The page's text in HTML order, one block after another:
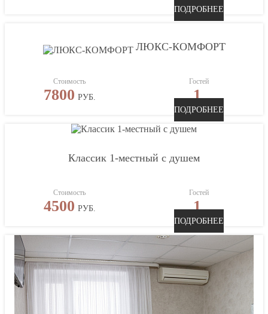
ПОДРОБНЕЕ
ЛЮКС-КОМФОРТ
Стоимость
7800 РУБ.
Гостей
1
ПОДРОБНЕЕ
Классик 1-местный с душем
Стоимость
4500 РУБ.
Гостей
1
ПОДРОБНЕЕ